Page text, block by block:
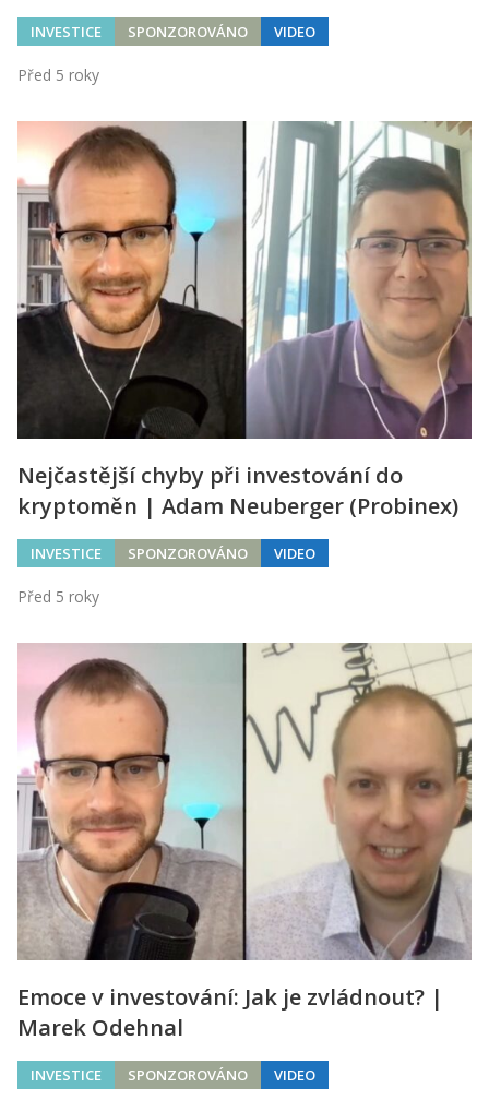
INVESTICE SPONZOROVÁNO VIDEO
Před 5 roky
Nejčastější chyby při investování do
kryptoměn | Adam Neuberger (Probinex)
INVESTICE SPONZOROVÁNO VIDEO
Před 5 roky
Emoce v investování: Jak je zvládnout? |
Marek Odehnal
INVESTICE SPONZOROVÁNO VIDEO